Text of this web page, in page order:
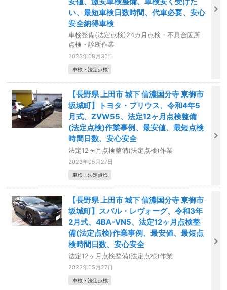
い、最短車検日数時間、代車必要、安心
安全納得車検
車検整備(法定点検)24カ月点検・不具合箇所
点検・診断作業
2023年08月30日
車検・法定点検
【長野県 上田市 城下 信濃国分寺 東御市
坂城町】トヨタ・プリウス、令和4年5
月式、ZVW55、法定12ヶ月点検整備
(法定点検)作業事例、最安値、最短点検
時間日数、安心安全
法定12ヶ月点検整備(法定点検)作業
2023年05月27日
車検・法定点検
【長野県 上田市 城下 信濃国分寺 東御市
坂城町】スバル・レヴォーグ、令和3年
2月式、4BA-VN5、法定12ヶ月点検整
備(法定点検)作業事例、最安値、最短点
検時間日数、安心安全
法定12ヶ月点検整備(法定点検)作業
2023年05月27日
車検・法定点検